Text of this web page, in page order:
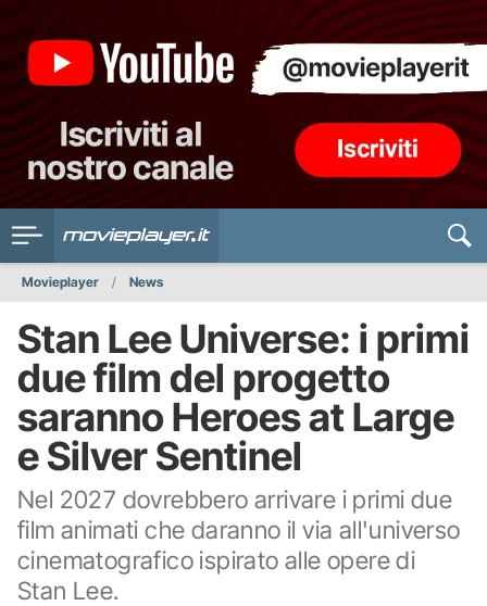
Movieplayer News
Stan Lee Universe: i primi
due film del progetto
saranno Heroes at Large
e Silver Sentinel
Nel 2027 dovrebbero arrivare i primi due
film animati che daranno il via all'universo
cinematografico ispirato alle opere di
Stan Lee.